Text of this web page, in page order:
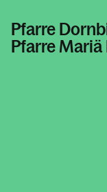
Pfarre
Pfarre